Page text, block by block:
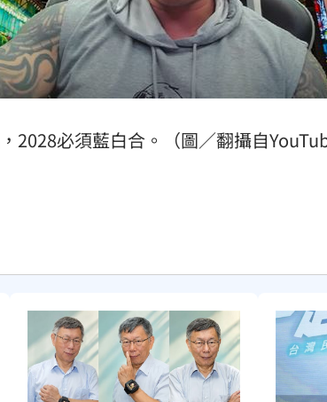
必須藍白合。（圖／翻攝自